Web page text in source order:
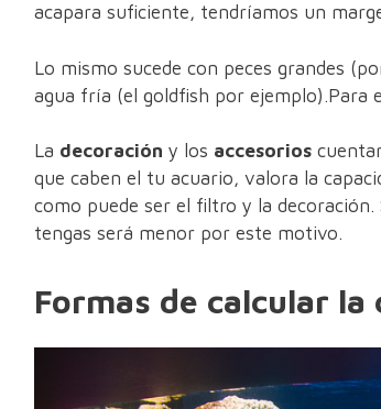
acapara suficiente, tendríamos un
Lo mismo sucede con peces grandes
agua fría (el goldfish por ejemplo).Para
La decoración y los accesorios
que caben el tu acuario, valora la
como puede ser el filtro y la
tengas será menor por este motivo.
Formas de calcular la